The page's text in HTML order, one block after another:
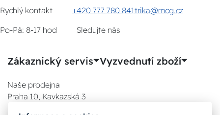
Rychlý kontakt +420 777 780 841trika@mcg.cz
Po-Pá: 8-17 hod
Sledujte nás
Zákaznický servis Vyzvednutí zboží
Naše prodejna
Praha 10, Kavkazská 3